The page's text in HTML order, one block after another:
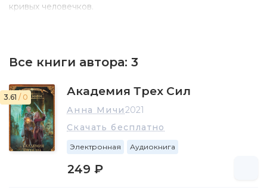
кривых человечков.
Все книги автора: 3
3.61 / 0 Академия Трех Сил
Анна Мичи2021
Скачать бесплатно
Электронная Аудиокнига
249 ₽